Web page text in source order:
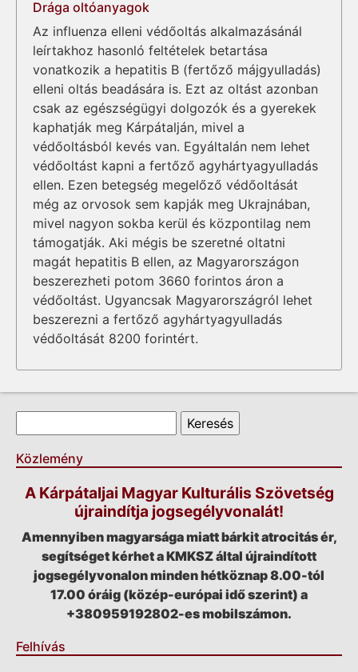
Drága oltóanyagok
Az influenza elleni védőoltás alkalmazásánál
leírtakhoz hasonló feltételek betartása
vonatkozik a hepatitis B (fertőző májgyulladás)
elleni oltás beadására is. Ezt az oltást azonban
csak az egészségügyi dolgozók és a gyerekek
kaphatják meg Kárpátalján, mivel a
védőoltásból kevés van. Egyáltalán nem lehet
védőoltást kapni a fertőző agyhártyagyulladás
ellen. Ezen betegség megelőző védőoltását
még az orvosok sem kapják meg Ukrajnában,
mivel nagyon sokba kerül és központilag nem
támogatják. Aki mégis be szeretné oltatni
magát hepatitis B ellen, az Magyarországon
beszerezheti potom 3660 forintos áron a
védőoltást. Ugyancsak Magyarországról lehet
beszerezni a fertőző agyhártyagyulladás
védőoltását 8200 forintért.
Keresés űrlap
Keresés
Közlemény
A Kárpátaljai Magyar Kulturális Szövetség
újraindítja jogsegélyvonalát!
Amennyiben magyarsága miatt bárkit atrocitás ér,
segítséget kérhet a KMKSZ által újraindított
jogsegélyvonalon minden hétköznap 8.00-tól
17.00 óráig (közép-európai idő szerint) a
+380959192802-es mobilszámon.
Felhívás